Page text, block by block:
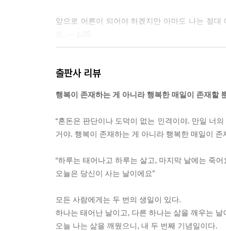
앞으로 어른이 되어야 하겠지만 아마도 나는 절
게임을 만들어요.” --- p.88
내게 남은 시간 동안 무엇을 하고 싶은가? 소년
작가였던 내 아버지가 가끔 하던 말이 생각났다.
“사람들은 자기에게 어울리지 않는다고 생각하
나아지지. 이 세상은 한계를 두고 네가 따르길 원해
나는 죽어가고 있었지만 깨달았다. 자신이 하고
이 세상으로부터 무엇을 원하는지 알게 된다는 것
출판사 리뷰
행복이 존재하는 게 아니라 행복한 매일이 존재할
“혼돈은 판단이나 도덕이 없는 인격이야. 만일 너
거야. 행복이 존재하는 게 아니라 행복한 매일이
“하루는 태어나고 하루는 살고, 마지막 날에는 죽어
오늘은 당신이 사는 날이에요”
모든 사람에게는 두 번의 생일이 있다.
하나는 태어난 날이고, 다른 하나는 삶을 깨우는 날
오늘 나는 삶을 깨웠으니, 내 두 번째 기념일이다.